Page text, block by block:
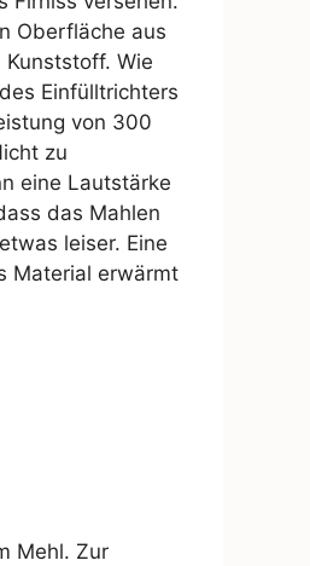
Oberfläche aus
Wie
Einfülltrichters
von 300
zu
eine Lautstärke
das Mahlen
leiser. Eine
Material erwärmt
Mehl. Zur